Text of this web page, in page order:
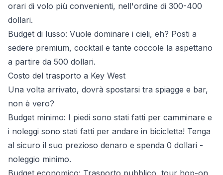
orari di volo più convenienti, nell'ordine di 300-400
dollari.
Budget di lusso: Vuole dominare i cieli, eh? Posti a
sedere premium, cocktail e tante coccole la aspettano
a partire da 500 dollari.
Costo del trasporto a Key West
Una volta arrivato, dovrà spostarsi tra spiagge e bar,
non è vero?
Budget minimo: I piedi sono stati fatti per camminare e
i noleggi sono stati fatti per andare in bicicletta! Tenga
al sicuro il suo prezioso denaro e spenda 0 dollari -
noleggio minimo.
Budget economico: Trasporto pubblico, tour hop-on